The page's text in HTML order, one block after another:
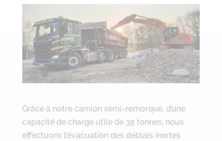
Grâce à notre camion semi-remorque, d’une
capacité de charge utile de 35 tonnes, nous
effectuons l’évacuation des déblais inertes